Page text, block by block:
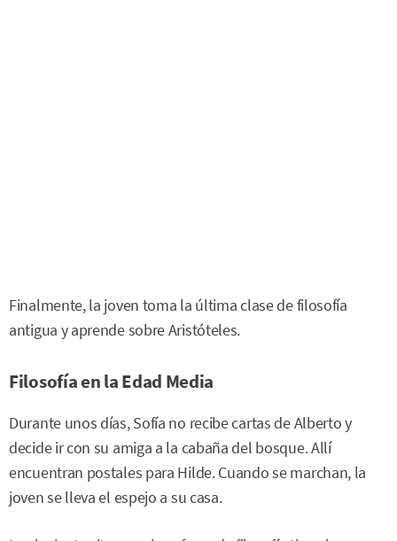
Finalmente, la joven toma la última clase de filosofía
antigua y aprende sobre Aristóteles.
Filosofía en la Edad Media
Durante unos días, Sofía no recibe cartas de Alberto y
decide ir con su amiga a la cabaña del bosque. Allí
encuentran postales para Hilde. Cuando se marchan, la
joven se lleva el espejo a su casa.